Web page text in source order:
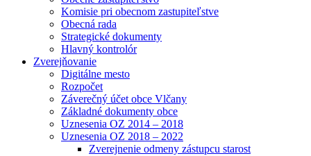
Komisie pri obecnom zastupiteľstve
Obecná rada
Strategické dokumenty
Hlavný kontrolór
Zverejňovanie
Digitálne mesto
Rozpočet
Záverečný účet obce Vlčany
Základné dokumenty obce
Uznesenia OZ 2014 – 2018
Uznesenia OZ 2018 – 2022
Zverejnenie odmeny zástupcu starost